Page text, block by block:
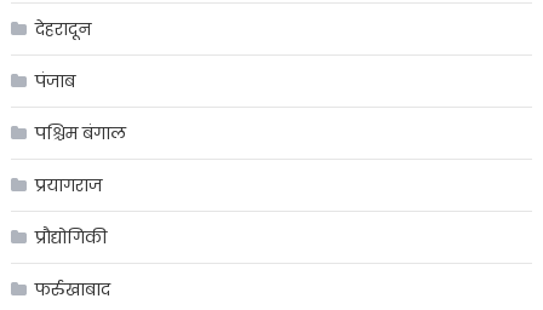
देहरादून
पंजाब
पश्चिम बंगाल
प्रयागराज
प्रौद्योगिकी
फर्रुखाबाद